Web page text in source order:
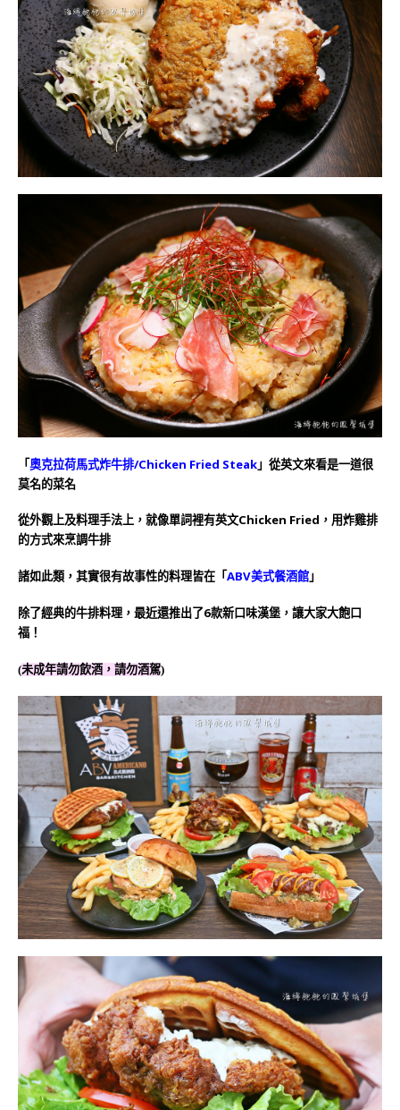
「奧克拉荷馬式炸牛排/Chicken Fried Steak」從英文來看是一道很
莫名的菜名
從外觀上及料理手法上，就像單詞裡有英文Chicken Fried，用炸雞排
的方式來烹調牛排
諸如此類，其實很有故事性的料理皆在「ABV美式餐酒館」
除了經典的牛排料理，最近還推出了6款新口味漢堡，讓大家大飽口
福！
(未成年請勿飲酒，請勿酒駕)